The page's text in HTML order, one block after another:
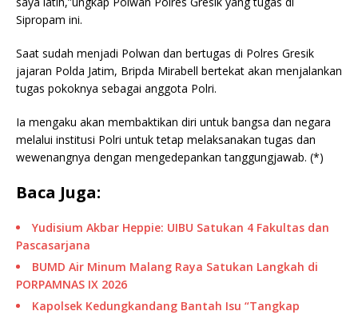
Sipropam ini.
Saat sudah menjadi Polwan dan bertugas di Polres Gresik
jajaran Polda Jatim, Bripda Mirabell bertekat akan menjalankan
tugas pokoknya sebagai anggota Polri.
Ia mengaku akan membaktikan diri untuk bangsa dan negara
melalui institusi Polri untuk tetap melaksanakan tugas dan
wewenangnya dengan mengedepankan tanggungjawab. (*)
Baca Juga:
Yudisium Akbar Heppie: UIBU Satukan 4 Fakultas dan
Pascasarjana
BUMD Air Minum Malang Raya Satukan Langkah di
PORPAMNAS IX 2026
Kapolsek Kedungkandang Bantah Isu “Tangkap